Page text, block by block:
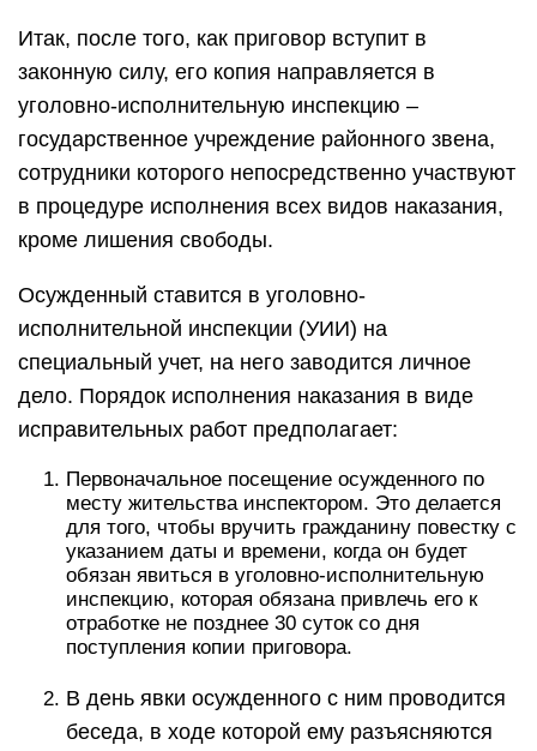
Итак, после того, как приговор вступит в
законную силу, его копия направляется в
уголовно-исполнительную инспекцию –
государственное учреждение районного звена,
сотрудники которого непосредственно участвуют
в процедуре исполнения всех видов наказания,
кроме лишения свободы.
Осужденный ставится в уголовно-
исполнительной инспекции (УИИ) на
специальный учет, на него заводится личное
дело. Порядок исполнения наказания в виде
исправительных работ предполагает:
Первоначальное посещение осужденного по
месту жительства инспектором. Это делается
для того, чтобы вручить гражданину повестку с
указанием даты и времени, когда он будет
обязан явиться в уголовно-исполнительную
инспекцию, которая обязана привлечь его к
отработке не позднее 30 суток со дня
поступления копии приговора.
В день явки осужденного с ним проводится
беседа, в ходе которой ему разъясняются